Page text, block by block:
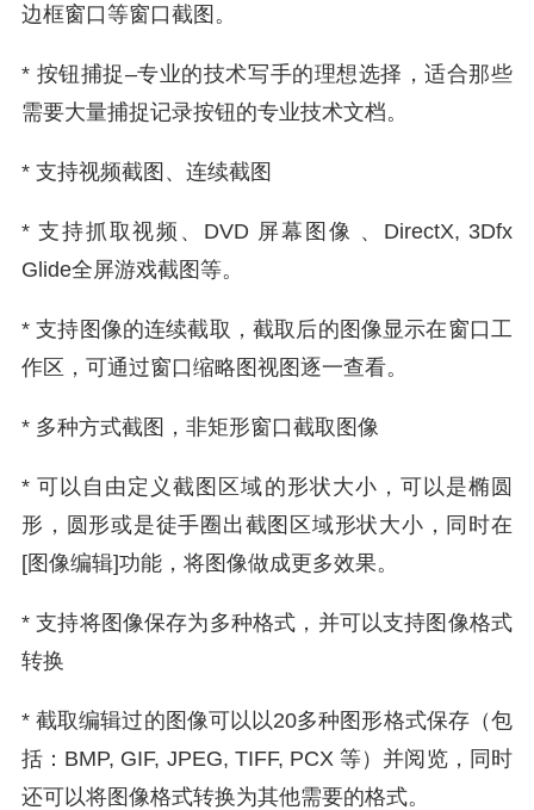
边框窗口等窗口截图。
* 按钮捕捉–专业的技术写手的理想选择，适合那些
需要大量捕捉记录按钮的专业技术文档。
* 支持视频截图、连续截图
* 支持抓取视频、DVD 屏幕图像 、DirectX, 3Dfx
Glide全屏游戏截图等。
* 支持图像的连续截取，截取后的图像显示在窗口工
作区，可通过窗口缩略图视图逐一查看。
* 多种方式截图，非矩形窗口截取图像
* 可以自由定义截图区域的形状大小，可以是椭圆
形，圆形或是徒手圈出截图区域形状大小，同时在
[图像编辑]功能，将图像做成更多效果。
* 支持将图像保存为多种格式，并可以支持图像格式
转换
* 截取编辑过的图像可以以20多种图形格式保存（包
括：BMP, GIF, JPEG, TIFF, PCX 等）并阅览，同时
还可以将图像格式转换为其他需要的格式。